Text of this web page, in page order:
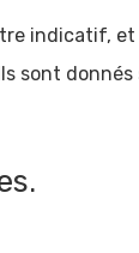
indicatif, et
sont